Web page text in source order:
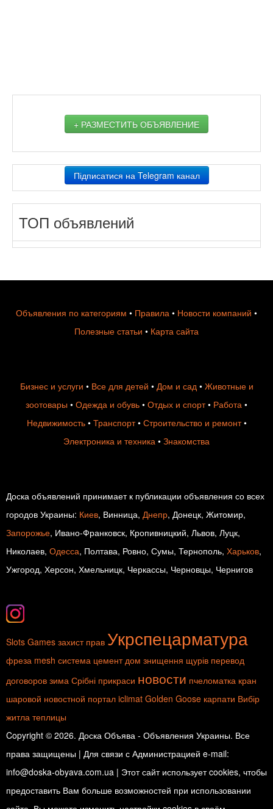
+ РАЗМЕСТИТЬ ОБЪЯВЛЕНИЕ
Підписатися на Telegram канал
ТОП объявлений
Объявления по категориям • Правила • Новости компаний •
Полезные статьи • Карта сайта
Бизнес и услуги • Все для детей • Дом и сад• Животные и
зоотовары • Одежда и обувь • Отдых и спорт• Работа •
Недвижимость• Транспорт• Строительство и ремонт•
Электроника и техника • Знакомства
Доска объявлений принимает к публикации объявления со всех
городов Украины: Киев, Винница, Днепр, Донецк, Житомир,
Запорожье, Ивано-Франковск, Кропивницкий, Львов, Луцк,
Николаев, Одесса, Полтава, Ровно, Сумы, Тернополь, Харьков,
Ужгород, Херсон, Хмельницк, Черкассы, Черновцы, Чернигов
Slots Games захист прав Укрспецарматура
фреза mesh система цемент дом знищення щурів перевод
договоров зима Срібні прикраси новости пчеломатка кран
шаровой новостной портал iclimat Golden Goose карпати Вибір
житла теплицы
Copyright © 2026. Доска Объява - Объявления Украины. Все
права защищены | Для связи с Администрацией e-mail:
info@doska-obyava.com.ua | Этот сайт использует cookies, чтобы
предоставить Вам больше возможностей при использовании